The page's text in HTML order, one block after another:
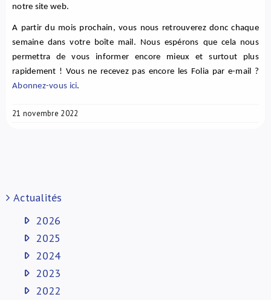
notre site web.
A partir du mois prochain, vous nous retrouverez donc chaque
semaine dans votre boîte mail. Nous espérons que cela nous
permettra de vous informer encore mieux et surtout plus
rapidement !
Abonnez-vous ici.
21 novembre 2022
Actualités
2026
2025
2024
2023
2022